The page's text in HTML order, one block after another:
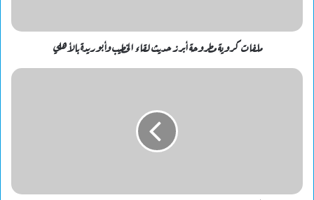
ملفات كروية مطروحة أبرز حديث لقاء الخطيب وأبوريدة بالأهلي